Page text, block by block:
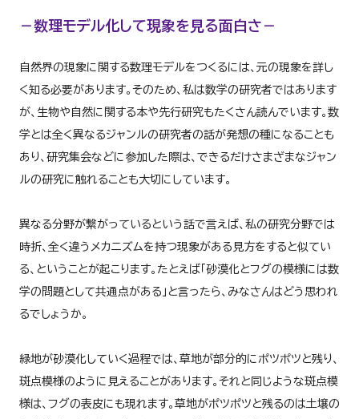
－数理モデル化して現象を見る面白さ－
自然界の現象に関する数理モデルをつくるには、元の現象を詳し
く知る必要があります。そのため、私は数学の研究者ではあります
が、生物や自然に関する本や先行研究もたくさん読んでいます。数
学とは全く異なるジャンルの研究者の話が発想の種になることも
あり、研究集会などに参加した際は、できるだけさまざまなジャン
ルの研究に触れることも大切にしています。
異なる分野が繋がっているという話で言えば、私の研究分野では
時折、全く違うメカニズムを持つ現象がある見方をすると似てい
る、ということが起こります。たとえば「砂漠化とフグの模様には数
学の問題として共通点がある」と言ったら、みなさんはどう思われ
るでしょうか。
緑地が砂漠化していく過程では、草地が部分的にポツポツと残り、
斑点模様のように見えることがあります。それと同じような斑点模
様は、フグの表皮にも現れます。草地がポツポツと残るのは土壌の